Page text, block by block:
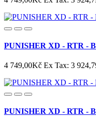
PUNISHER XD - RTR -
4 749,00Kč Ex Tax: 3
PUNISHER XD - RTR -